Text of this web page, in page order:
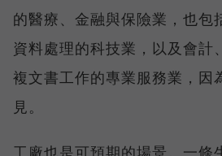
的醫療、金融與保險業，也包
資料處理的科技業，以及會計
複文書工作的專業服務業，因
見。
工廠也是可預期的場景。一